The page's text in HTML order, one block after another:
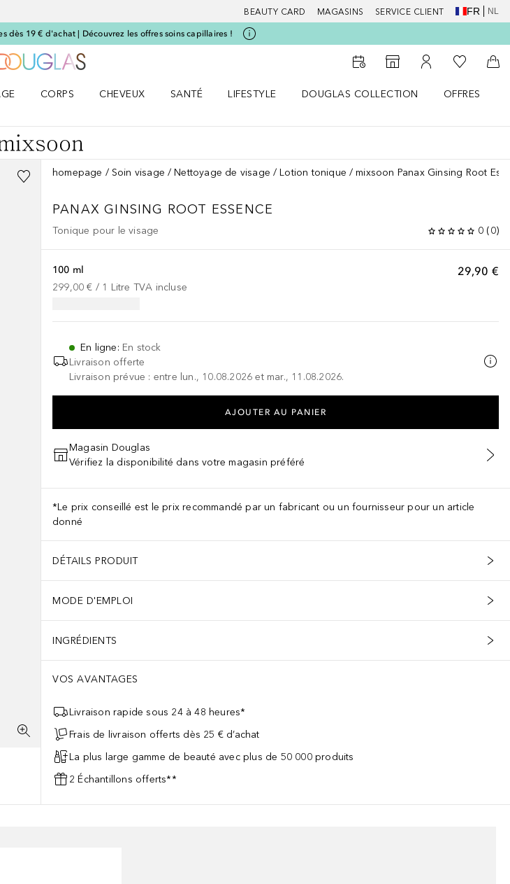
BEAUTY CARD MAGASINS SERVICE CLIENT FR NL
dès 19 € d'achat | Découvrez les offres soins capillaires !
Vers le Storefinder
Vers Mon Compte
Vers Ma
CORPS
CHEVEUX
SANTÉ
LIFESTYLE
DOUGLAS COLLECTION
OFFRES
homepage Soin visage Nettoyage de visage Lotion tonique mixsoon Panax Ginsing Root
PANAX GINSING ROOT ESSENCE
Tonique pour le visage 0 (0)
29,90 €
100 ml
299,00 € / 1 Litre TVA incluse
En ligne: En stock
Livraison offerte
Livraison prévue : entre lun., 10.08.2026 et mar., 11.08.2026.
AJOUTER AU PANIER
Magasin Douglas
Vérifiez la disponibilité dans votre magasin préféré
*Le prix conseillé est le prix recommandé par un fabricant ou un fournisseur pour un article
donné
DÉTAILS PRODUIT
MODE D'EMPLOI
INGRÉDIENTS
VOS AVANTAGES
Livraison rapide sous 24 à 48 heures*
Frais de livraison offerts dès 25 € d’achat
La plus large gamme de beauté avec plus de 50 000 produits
2 Échantillons offerts**